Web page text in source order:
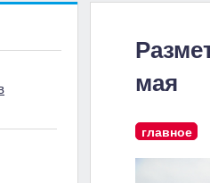
мая
главное